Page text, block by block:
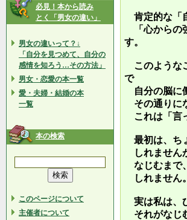
必見！本から読み
とく「男女の違い」
男女の違いって？↓
「自分を見つめて、自分の
感情を知ろう…その方法」
男女・恋愛の本一覧
愛・夫婦・結婚の本
一覧
本の検索
このページについて
主催者について
肯定的な「
「心からの
す。
このような
で
自分の脳に
その通りに
これは「言
最初は、ち
しれません
なじむまで
しれません
実は私は、
それがなじ